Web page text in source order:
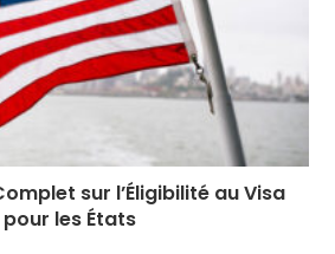
sur l’Éligibilité au Visa
pour les États